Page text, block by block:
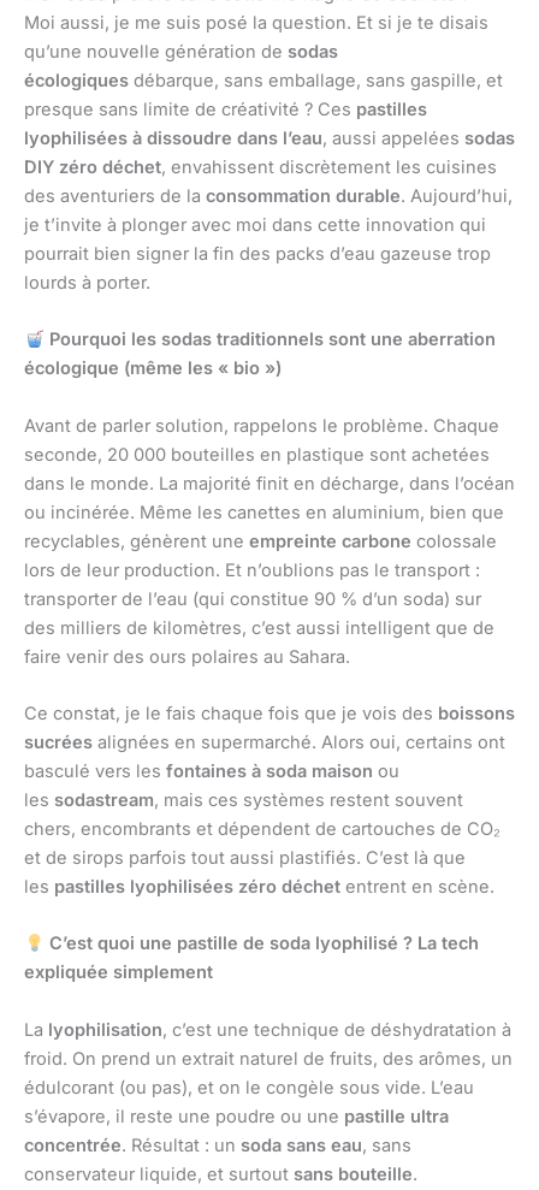
Moi aussi, je me suis posé la question. Et si je te disais
qu’une nouvelle génération de sodas
écologiques débarque, sans emballage, sans gaspille, et
presque sans limite de créativité ? Ces pastilles
lyophilisées à dissoudre dans l’eau, aussi appelées sodas
DIY zéro déchet, envahissent discrètement les cuisines
des aventuriers de la consommation durable. Aujourd’hui,
je t’invite à plonger avec moi dans cette innovation qui
pourrait bien signer la fin des packs d’eau gazeuse trop
lourds à porter.
Pourquoi les sodas traditionnels sont une aberration
écologique (même les « bio »)
Avant de parler solution, rappelons le problème. Chaque
seconde, 20 000 bouteilles en plastique sont achetées
dans le monde. La majorité finit en décharge, dans l’océan
ou incinérée. Même les canettes en aluminium, bien que
recyclables, génèrent une empreinte carbone colossale
lors de leur production. Et n’oublions pas le transport :
transporter de l’eau (qui constitue 90 % d’un soda) sur
des milliers de kilomètres, c’est aussi intelligent que de
faire venir des ours polaires au Sahara.
Ce constat, je le fais chaque fois que je vois des boissons
sucrées alignées en supermarché. Alors oui, certains ont
basculé vers les fontaines à soda maison ou
les sodastream, mais ces systèmes restent souvent
chers, encombrants et dépendent de cartouches de CO₂
et de sirops parfois tout aussi plastifiés. C’est là que
les pastilles lyophilisées zéro déchet entrent en scène.
C’est quoi une pastille de soda lyophilisé ? La tech
expliquée simplement
La lyophilisation, c’est une technique de déshydratation à
froid. On prend un extrait naturel de fruits, des arômes, un
édulcorant (ou pas), et on le congèle sous vide. L’eau
s’évapore, il reste une poudre ou une pastille ultra
concentrée. Résultat : un soda sans eau, sans
conservateur liquide, et surtout sans bouteille.